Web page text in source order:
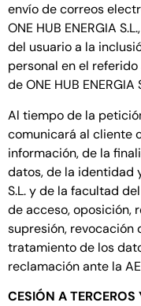
envío de correos
ONE HUB ENERGIA
del usuario a la
personal en el
de ONE HUB ENERGIA
Al tiempo de la
comunicará al cliente
información, de la
datos, de la identidad
S.L. y de la facultad
de acceso, oposición,
supresión, revocación
tratamiento de los
reclamación ante la
CESIÓN A